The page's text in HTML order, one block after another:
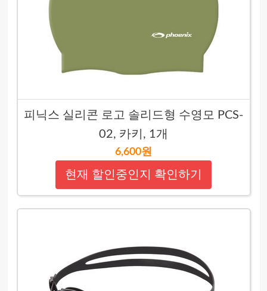
피닉스 실리콘 로고 솔리드형 수영모 PCS-
02, 카키, 1개
6,600원
현재 할인중인지 확인하기